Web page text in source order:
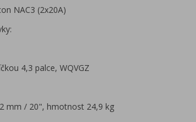
NAC3 (2x20A)
4,3 palce, WQVGZ
mm / 20", hmotnost 24,9 kg